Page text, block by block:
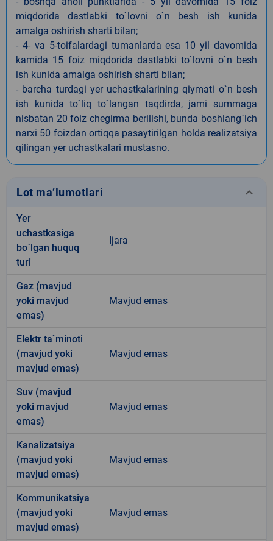
miqdorida dastlabki to`lovni o`n besh ish kunida
amalga oshirish sharti bilan;
- 4- va 5-toifalardagi tumanlarda esa 10 yil davomida
kamida 15 foiz miqdorida dastlabki to`lovni o`n besh
ish kunida amalga oshirish sharti bilan;
- barcha turdagi yer uchastkalarining qiymati o`n besh
ish kunida to`liq to`langan taqdirda, jami summaga
nisbatan 20 foiz chegirma berilishi, bunda boshlang`ich
narxi 50 foizdan ortiqqa pasaytirilgan holda realizatsiya
qilingan yer uchastkalari mustasno.
Lot ma’lumotlari keyboard_arrow_down
Yer
uchastkasiga
bo`lgan huquq
turi
Ijara
Gaz (mavjud
yoki mavjud
emas)
Mavjud emas
Elektr ta`minoti
(mavjud yoki
mavjud emas)
Mavjud emas
Suv (mavjud
yoki mavjud
emas)
Mavjud emas
Kanalizatsiya
(mavjud yoki
mavjud emas)
Mavjud emas
Kommunikatsiya
(mavjud yoki
mavjud emas)
Mavjud emas